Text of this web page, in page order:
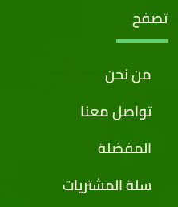
تصفح
من نحن
تواصل معنا
المفضلة
سلة المشتريات